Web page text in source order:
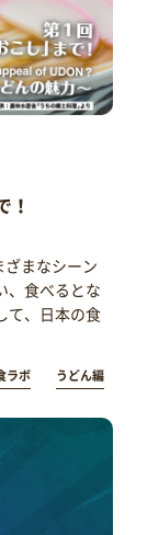
！
まなシーン
、食べるとな
て、日本の食
ラボ うどん編